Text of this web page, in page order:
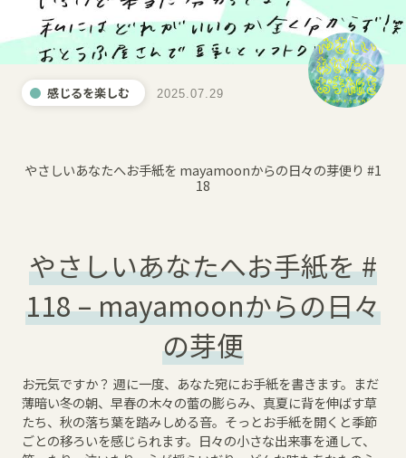
感じるを楽しむ 2025.07.29
やさしいあなたへお手紙を mayamoonからの日々の芽便り #1
18
やさしいあなたへお手紙を #
118 – mayamoonからの日々
の芽便
お元気ですか？ 週に一度、あなた宛にお手紙を書きます。まだ
薄暗い冬の朝、早春の木々の蕾の膨らみ、真夏に背を伸ばす草
たち、秋の落ち葉を踏みしめる音。そっとお手紙を開くと季節
ごとの移ろいを感じられます。日々の小さな出来事を通して、